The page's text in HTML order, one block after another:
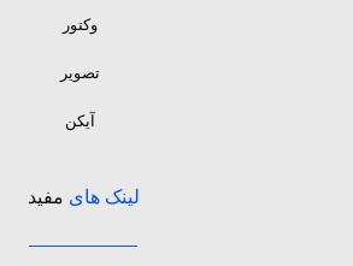
وکتور
تصویر
آیکن
لینک های مفید